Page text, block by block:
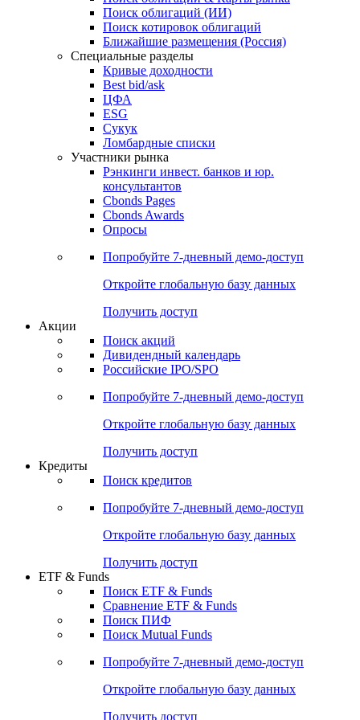
Поиск облигаций (ИИ)
Поиск котировок облигаций
Ближайшие размещения (Россия)
Специальные разделы
Кривые доходности
Best bid/ask
ЦФА
ESG
Сукук
Ломбардные списки
Участники рынка
Рэнкинги инвест. банков и юр.
консультантов
Cbonds Pages
Cbonds Awards
Опросы
Попробуйте 7-дневный демо-доступ
Откройте глобальную базу данных
Получить доступ
Акции
Поиск акций
Дивидендный календарь
Российские IPO/SPO
Попробуйте 7-дневный демо-доступ
Откройте глобальную базу данных
Получить доступ
Кредиты
Поиск кредитов
Попробуйте 7-дневный демо-доступ
Откройте глобальную базу данных
Получить доступ
ETF & Funds
Поиск ETF & Funds
Сравнение ETF & Funds
Поиск ПИФ
Поиск Mutual Funds
Попробуйте 7-дневный демо-доступ
Откройте глобальную базу данных
Получить доступ